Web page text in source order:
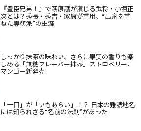
『豊臣兄弟！』で萩原護が演じる武将・小堀正
次とは？秀長・秀吉・家康が重用、“出家を重
ねた実務派”の生涯
しっかり抹茶の味わい、さらに果実の香りも楽
しめる「無糖フレーバー抹茶」ストロベリー、
マンゴー新発売
「一口」が「いもあらい」！？ 日本の難読地名
には知られざる“名前の法則”があった